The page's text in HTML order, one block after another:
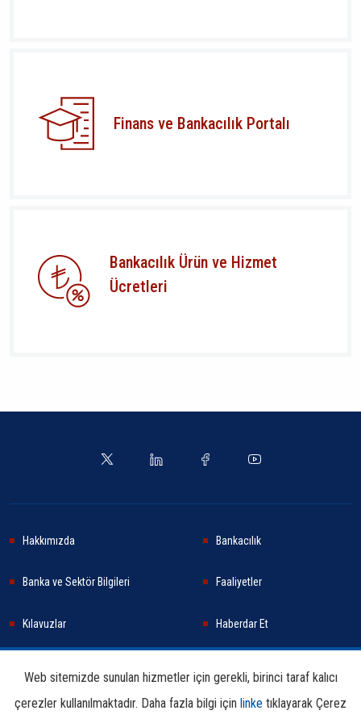
Finans ve Bankacılık Portalı
Bankacılık Ürün ve Hizmet
Ücretleri
Hakkımızda Bankacılık
Banka ve Sektör Bilgileri Faaliyetler
Kılavuzlar Haberdar Et
Araştırma ve Yayınlar İletişim Bilgileri
Web sitemizde sunulan hizmetler için gerekli, birinci taraf kalıcı
çerezler kullanılmaktadır. Daha fazla bilgi için linke tıklayarak Çerez